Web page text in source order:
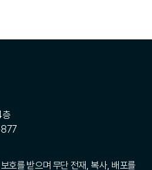
호를 받으며 무단 전재, 복사, 배포를